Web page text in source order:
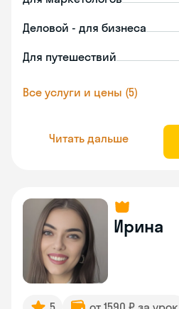
Деловой - для бизнеса
Для путешествий
Все услуги и цены (5)
Читать дальше
Ирина